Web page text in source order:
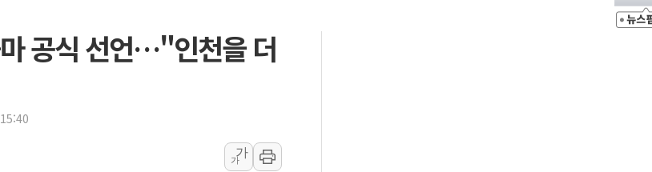
정재헌 CEO, SKT 장기고객 400명 맞이…"마음 잇는 시간 되길"
최태원, 노소영에 9440억 지급 확정되나…재상고 앞두고 막판 셈법
홈플러스發 대형마트 판매, 역대 최대폭 감소한 9.4%↓…유통업계 양극화 심화
공식 선언…"인천을 더
가
가